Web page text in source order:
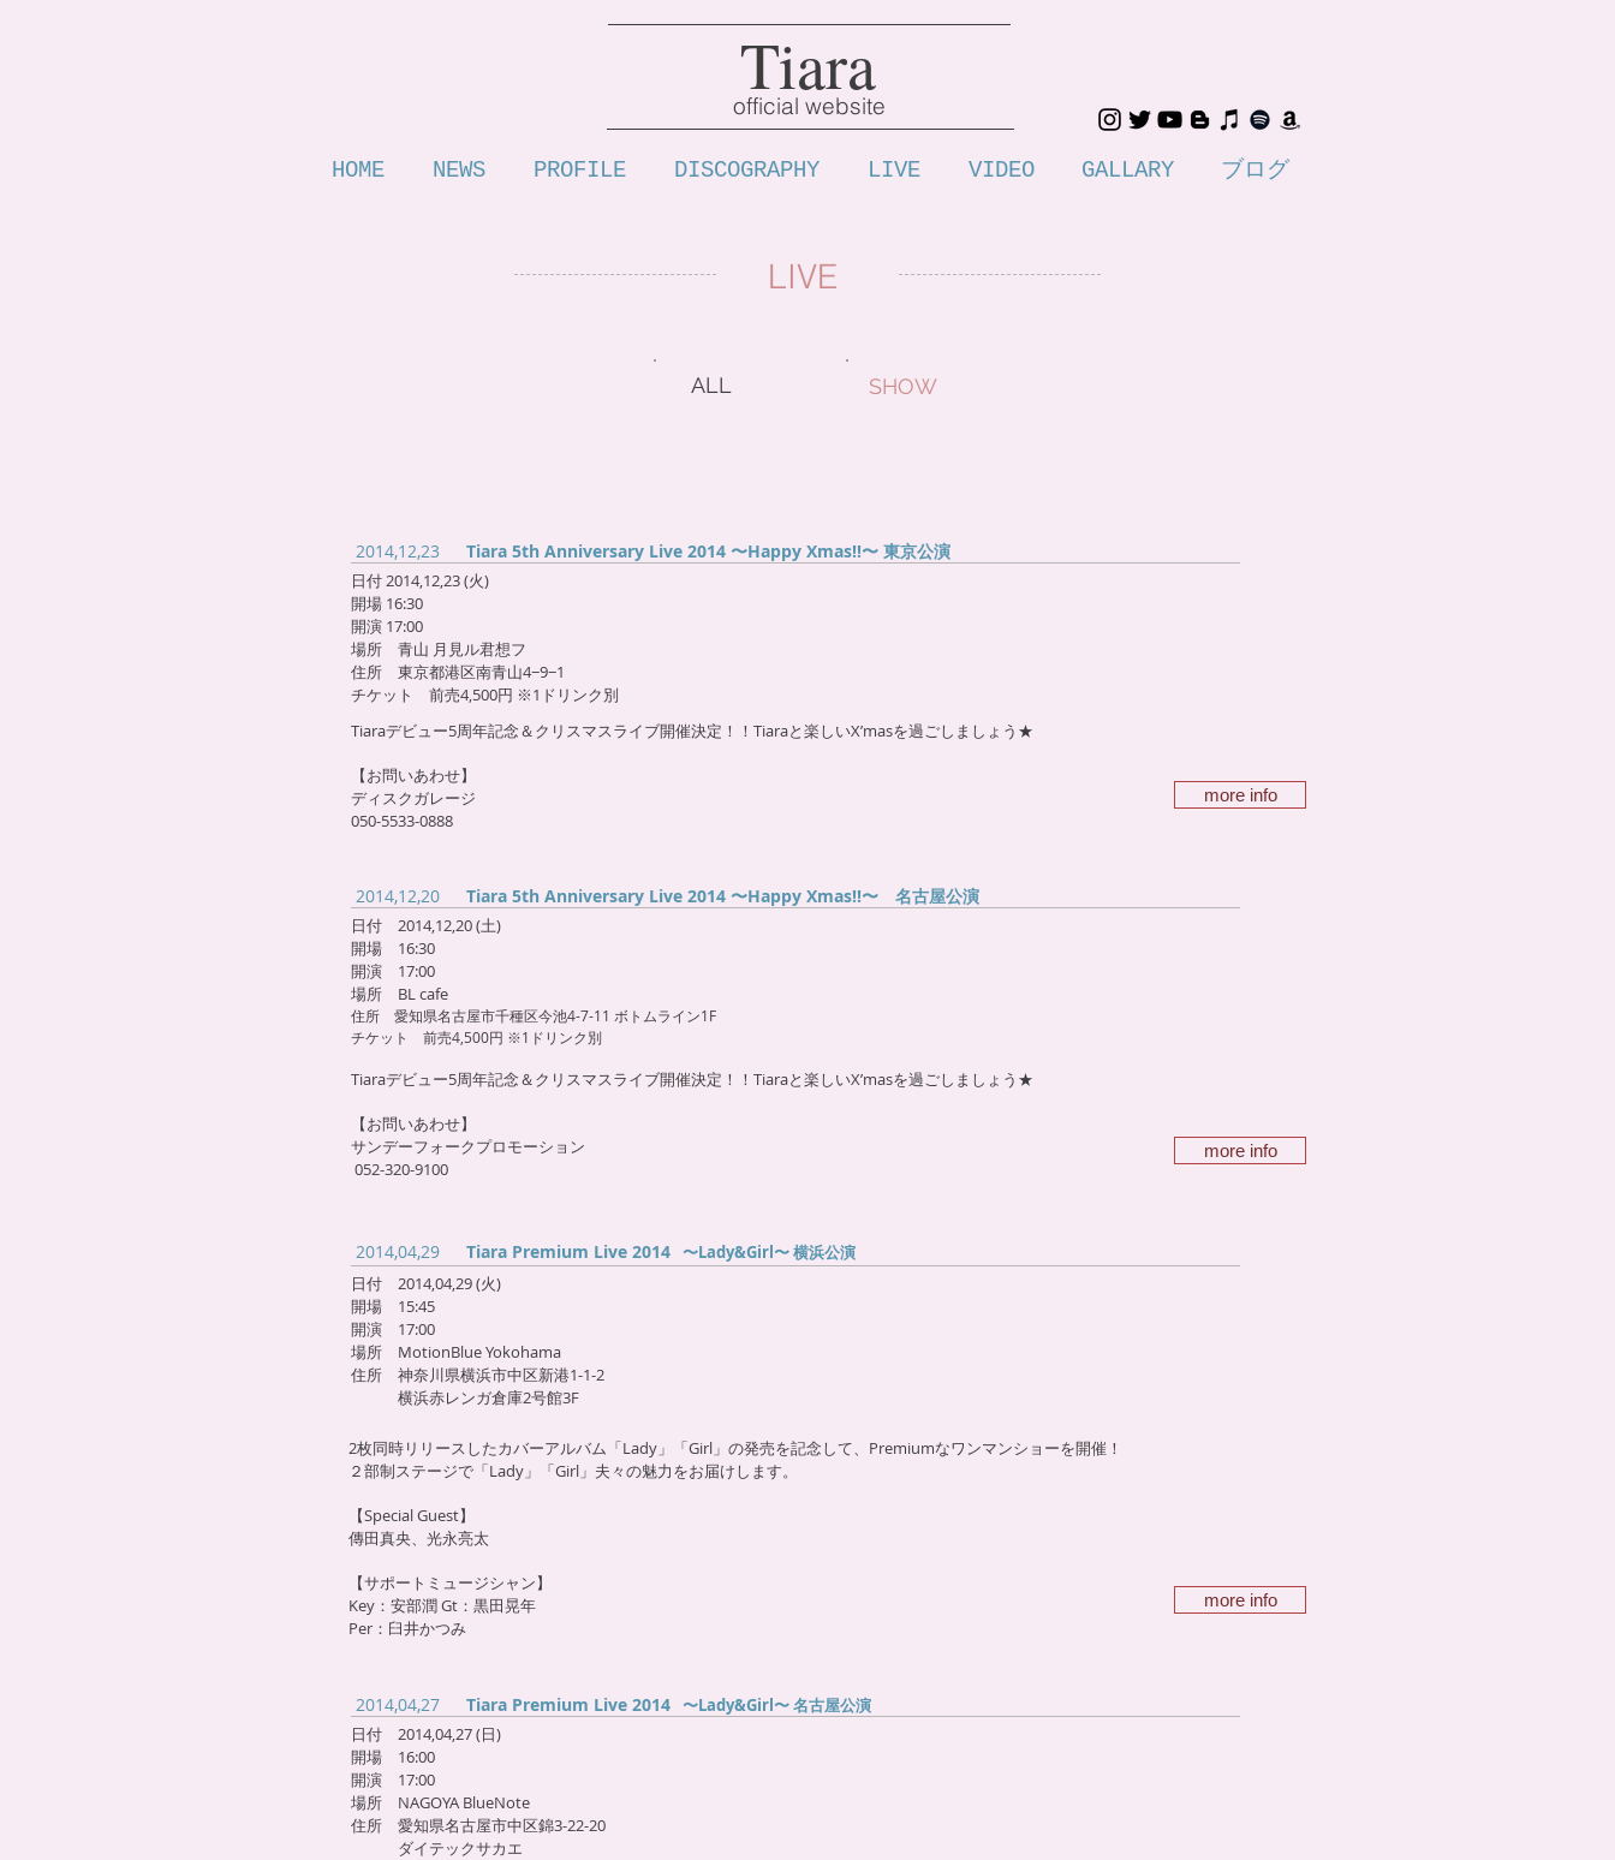
Tiara
official website
HOME NEWS PROFILE DISCOGRAPHY LIVE VIDEO GALLARY ブログ
LIVE
ALL SHOW
2014,12,23 Tiara 5th Anniversary Live 2014 〜Happy Xmas!!〜 東京公演
日付 2014,12,23 (火)
開場 16:30
開演 17:00
場所 青山 月見ル君想フ
住所 東京都港区南青山4−9−1
​チケット 前売4,500円 ※1ドリンク別
Tiaraデビュー5周年記念＆クリスマスライブ開催決定！！Tiaraと楽しいX’masを過ごしましょう★
【お問いあわせ】
ディスクガレージ
050-5533-0888
more info
2014,12,20 Tiara 5th Anniversary Live 2014 〜Happy Xmas!!〜 名古屋公演
日付 2014,12,20 (土)
開場 16:30
開演 17:00
場所 BL cafe
住所 愛知県名古屋市千種区今池4-7-11 ボトムライン1F
チケット 前売4,500円 ※1ドリンク別
Tiaraデビュー5周年記念＆クリスマスライブ開催決定！！Tiaraと楽しいX’masを過ごしましょう★
【お問いあわせ】
サンデーフォークプロモーション
052-320-9100
more info
2014,04,29 Tiara Premium Live 2014 〜Lady&Girl〜横浜公演
日付 2014,04,29 (火)
開場 15:45
開演 17:00
場所 MotionBlue Yokohama
住所 神奈川県横浜市中区新港1-1-2
横浜赤レンガ倉庫2号館3F
2枚同時リリースしたカバーアルバム「Lady」「Girl」の発売を記念して、Premiumなワンマンショーを開催！
２部制ステージで「Lady 」「Girl」夫々の魅力をお届けします。
【Special Guest】
傳田真央、光永亮太
【サポートミュージシャン】
Key：安部潤 Gt：黒田晃年
Per：臼井かつみ
more info
2014,04,27 Tiara Premium Live 2014 〜Lady&Girl〜 名古屋公演
日付 2014,04,27 (日)
開場 16:00
開演 17:00
場所 NAGOYA BlueNote
住所 愛知県名古屋市中区錦3-22-20
ダイテックサカエ